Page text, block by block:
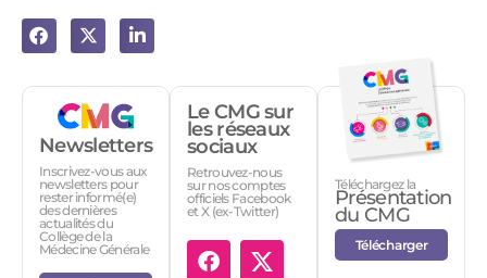
Newsletters
Inscrivez-vous aux
newsletters pour
rester informé(e)
des dernières
actualités du
Collège de la
Médecine Générale
Le CMG sur
les réseaux
sociaux
Retrouvez-nous
sur nos comptes
officiels Facebook
et X (ex-Twitter)
Téléchargez la
Présentation
du CMG
Télécharger